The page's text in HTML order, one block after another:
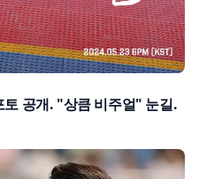
토 공개. "상큼 비주얼" 눈길.